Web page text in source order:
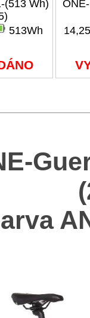
(513 Wh)
513Wh